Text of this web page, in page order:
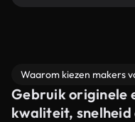
Waarom kiezen makers
Gebruik originele
kwaliteit, snelheid